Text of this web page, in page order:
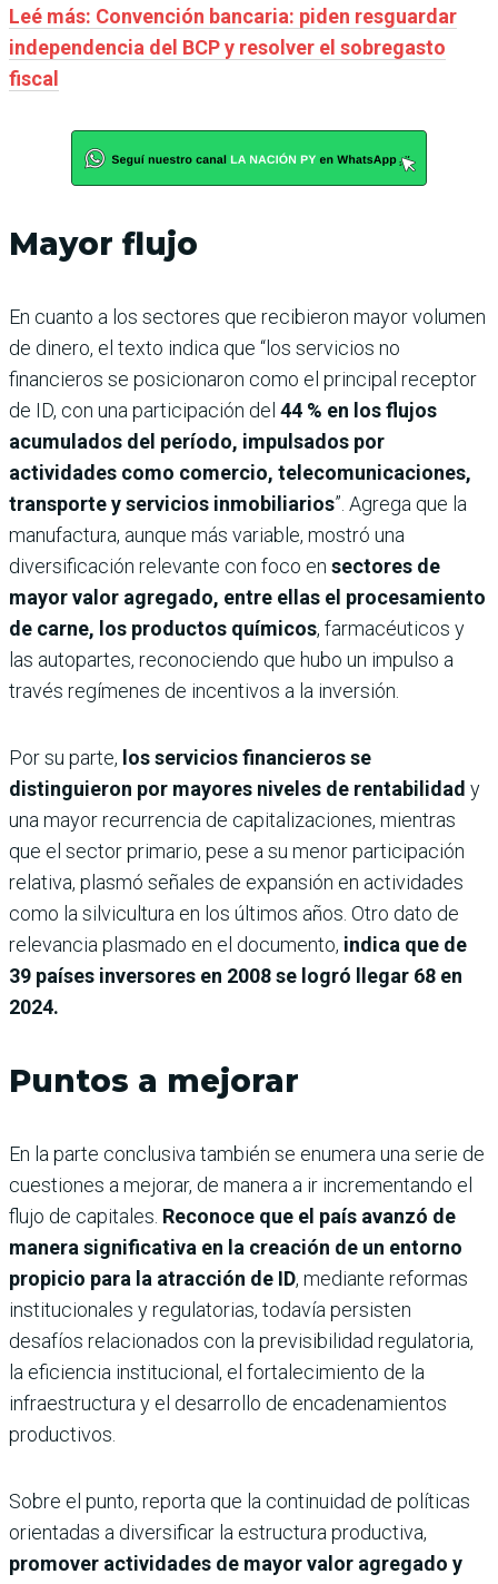
Leé más: Convención bancaria: piden resguardar
independencia del BCP y resolver el sobregasto
fiscal
Mayor flujo
En cuanto a los sectores que recibieron mayor volumen
de dinero, el texto indica que “los servicios no
financieros se posicionaron como el principal receptor
de ID, con una participación del 44 % en los flujos
acumulados del período, impulsados por
actividades como comercio, telecomunicaciones,
transporte y servicios inmobiliarios”. Agrega que la
manufactura, aunque más variable, mostró una
diversificación relevante con foco en sectores de
mayor valor agregado, entre ellas el procesamiento
de carne, los productos químicos, farmacéuticos y
las autopartes, reconociendo que hubo un impulso a
través regímenes de incentivos a la inversión.
Por su parte, los servicios financieros se
distinguieron por mayores niveles de rentabilidad y
una mayor recurrencia de capitalizaciones, mientras
que el sector primario, pese a su menor participación
relativa, plasmó señales de expansión en actividades
como la silvicultura en los últimos años. Otro dato de
relevancia plasmado en el documento, indica que de
39 países inversores en 2008 se logró llegar 68 en
2024.
Puntos a mejorar
En la parte conclusiva también se enumera una serie de
cuestiones a mejorar, de manera a ir incrementando el
flujo de capitales. Reconoce que el país avanzó de
manera significativa en la creación de un entorno
propicio para la atracción de ID, mediante reformas
institucionales y regulatorias, todavía persisten
desafíos relacionados con la previsibilidad regulatoria,
la eficiencia institucional, el fortalecimiento de la
infraestructura y el desarrollo de encadenamientos
productivos.
Sobre el punto, reporta que la continuidad de políticas
orientadas a diversificar la estructura productiva,
promover actividades de mayor valor agregado y